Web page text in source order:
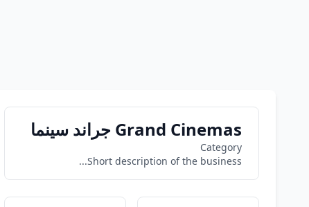
Grand Cinemas جراند سينما
Category
Short description of the business...